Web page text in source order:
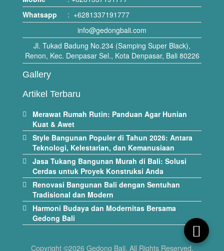
Whatsapp
: +6281337191777
info@gedongbali.com
Jl. Tukad Badung No.234 (Samping Super Black),
Renon, Kec. Denpasar Sel., Kota Denpasar, Bali 80226
Gallery
Artikel Terbaru
Merawat Rumah Rutin: Panduan Agar Hunian
Kuat & Awet
Style Bangunan Populer di Tahun 2026: Antara
Teknologi, Kelestarian, dan Kemanusiaan
Jasa Tukang Bangunan Murah di Bali: Solusi
Cerdas untuk Proyek Konstruksi Anda
Renovasi Bangunan Bali dengan Sentuhan
Tradisional dan Modern
Harmoni Budaya dan Modernitas Bersama
Gedong Bali
Copyright ©2026 Gedong Bali. All Rights Reserved.